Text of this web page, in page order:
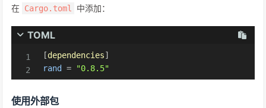
在 Cargo.toml 中添加：
TOML
[dependencies]
rand
= "0.8.5"
使用外部包